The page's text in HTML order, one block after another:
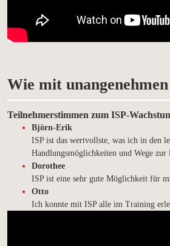
Wie mit
Teilnehmerstimmen zum ISP-
Björn-Erik
ISP ist das wertvollste, was ich in den
Handlungsmöglichkeiten und Wege zur
Dorothee
ISP ist eine sehr gute Möglichkeit für
Otto
Ich konnte mit ISP alle im Training